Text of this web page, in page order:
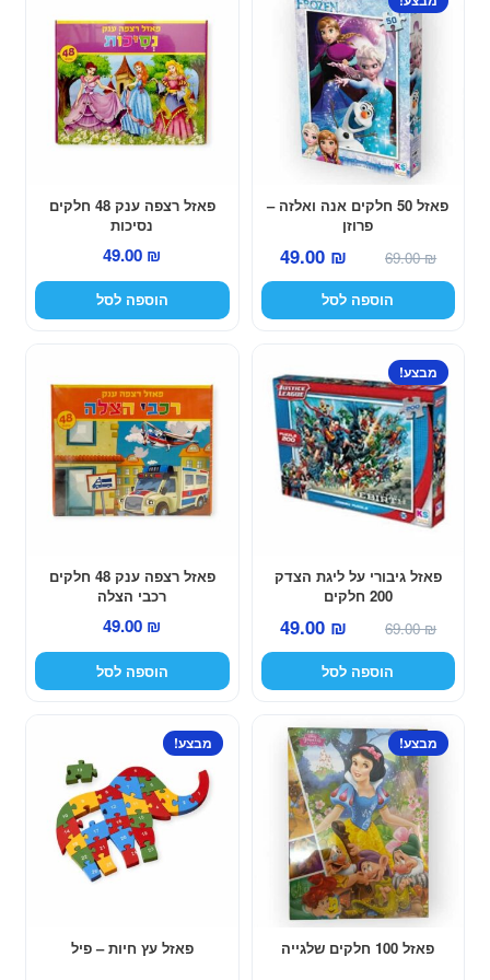
פאזל 50 חלקים אנה ואלזה –
פרוזן
69.00₪
המחיר
המקורי
היה:
49.00 ₪
המחיר
הנוכחי
הוא:
הוספה לסל
פאזל רצפה ענק 48 חלקים
נסיכות
49.00 ₪
הוספה לסל
פאזל גיבורי על ליגת הצדק
200 חלקים
מבצע!
69.00₪
המחיר
המקורי
היה:
49.00 ₪
המחיר
הנוכחי
הוא:
הוספה לסל
פאזל רצפה ענק 48 חלקים
רכבי הצלה
49.00 ₪
הוספה לסל
פאזל 100 חלקים שלגייה
מבצע!
פאזל עץ חיות – פיל
מבצע!